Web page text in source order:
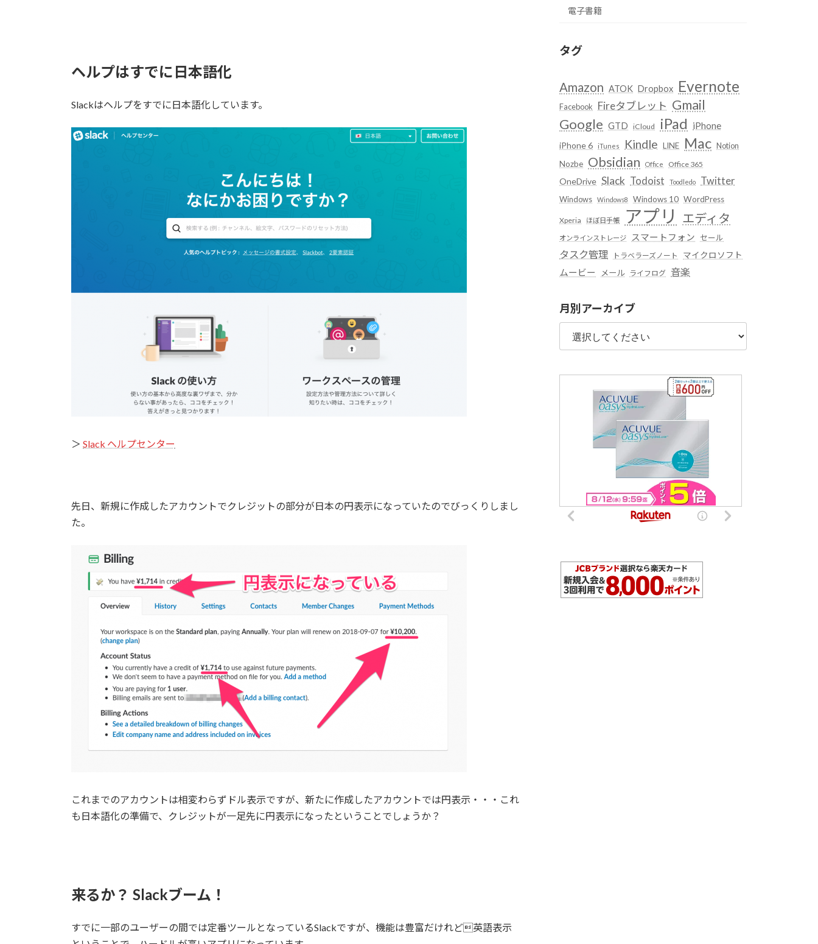
ヘルプはすでに日本語化
Slackはヘルプをすでに日本語化しています。
＞ Slack ヘルプセンター
先日、新規に作成したアカウントでクレジットの部分が日本の円表示になっていたのでびっくりしまし
た。
これまでのアカウントは相変わらずドル表示ですが、新たに作成したアカウントでは円表示・・・これ
も日本語化の準備で、クレジットが一足先に円表示になったということでしょうか？
来るか？ Slackブーム！
すでに一部のユーザーの間では定番ツールとなっているSlackですが、機能は豊富だけれど英語表示
電子書籍
タグ
Amazon ATOK Dropbox Evernote
Facebook Fireタブレット Gmail
Google GTD iCloud iPad iPhone
iPhone 6 iTunes Kindle LINE Mac Notion
Nozbe Obsidian Office Office 365
OneDrive Slack Todoist Toodledo Twitter
Windows Windows8 Windows 10 WordPress
Xperia ほぼ日手帳 アプリ エディタ
オンラインストレージ スマートフォン セール
タスク管理 トラベラーズノート マイクロソフト
ムービー メール ライフログ 音楽
月別アーカイブ